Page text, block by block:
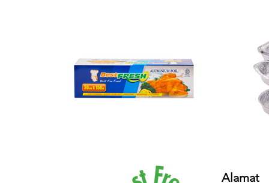
Alamat